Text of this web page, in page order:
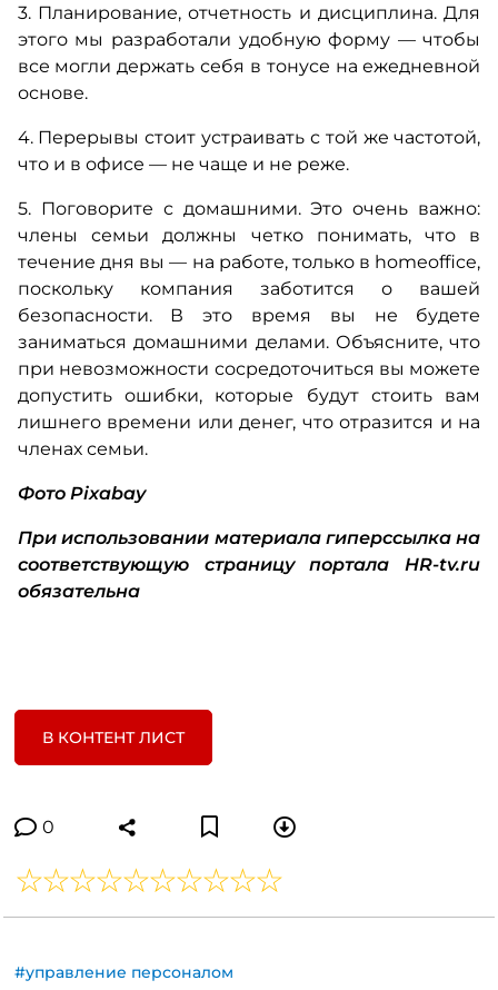
3. Планирование, отчетность и дисциплина. Для
этого мы разработали удобную форму — чтобы
все могли держать себя в тонусе на ежедневной
основе.
4. Перерывы стоит устраивать с той же частотой,
что и в офисе — не чаще и не реже.
5. Поговорите с домашними. Это очень важно:
члены семьи должны четко понимать, что в
течение дня вы — на работе, только в homeoffice,
поскольку компания заботится о вашей
безопасности. В это время вы не будете
заниматься домашними делами. Объясните, что
при невозможности сосредоточиться вы можете
допустить ошибки, которые будут стоить вам
лишнего времени или денег, что отразится и на
членах семьи.
Фото Pixabay
При использовании материала гиперссылка на
соответствующую страницу портала HR-tv.ru
обязательна
В КОНТЕНТ ЛИСТ
0
#управление персоналом